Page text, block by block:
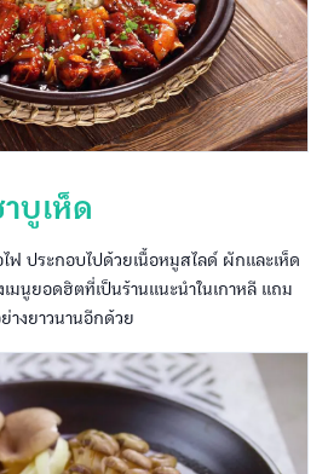
บูเห็ด
ฟ ประกอบไปด้วยเนื้อหมูสไลด์ ผักและเห็ด
มนูยอดฮิตที่เป็นร้านแนะนำในเกาหลี แถม
างยาวนานอีกด้วย